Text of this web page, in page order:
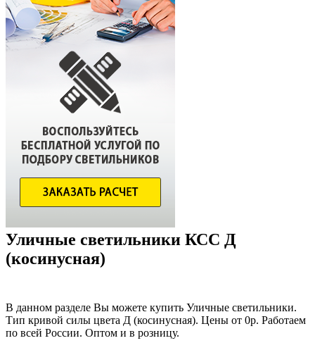
Уличные светильники КСС Д
(косинусная)
В данном разделе Вы можете купить Уличные светильники.
Тип кривой силы цвета Д (косинусная). Цены от 0р. Работаем
по всей России. Оптом и в розницу.